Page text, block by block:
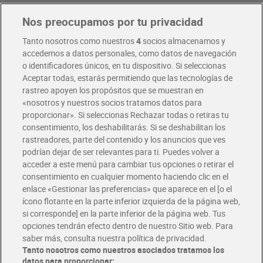
Pide hoy, recibe hoy
Envío gratis por compras superiores a 100€
Envío estandar por 4,99€
Glovo y Uber Eats
Solicita tu factura de Glovo o Uber Eats
Únete al CLUB Dia
Disfruta las ventajas y ofertas exclusivas.
Descárgate la APP Dia
Folletos y Tiendas
Descubre las mejores ofertas y busca tu tienda más cercana
Tarjeta MaX Dia
Te devuelve hasta 8€/mes de tus compras.
Nos preocupamos por tu privacidad
Tanto nosotros como nuestros4socios almacenamos y
accedemos a datos personales, como datos de navegación
o identificadores únicos, en tu dispositivo. Si seleccionas
Aceptar todas, estarás permitiendo que las tecnologías de
rastreo apoyen los propósitos que se muestran en
«nosotros y nuestros socios tratamos datos para
proporcionar». Si seleccionas Rechazar todas o retiras tu
consentimiento, los deshabilitarás. Si se deshabilitan los
rastreadores, parte del contenido y los anuncios que ves
podrían dejar de ser relevantes para ti. Puedes volver a
acceder a este menú para cambiar tus opciones o retirar el
consentimiento en cualquier momento haciendo clic en el
enlace «Gestionar las preferencias» que aparece en el [o el
ícono flotante en la parte inferior izquierda de la página web,
si corresponde] en la parte inferior de la página web. Tus
opciones tendrán efecto dentro de nuestro Sitio web. Para
saber más, consulta nuestra política de privacidad.
Tanto nosotros como nuestros asociados tratamos los